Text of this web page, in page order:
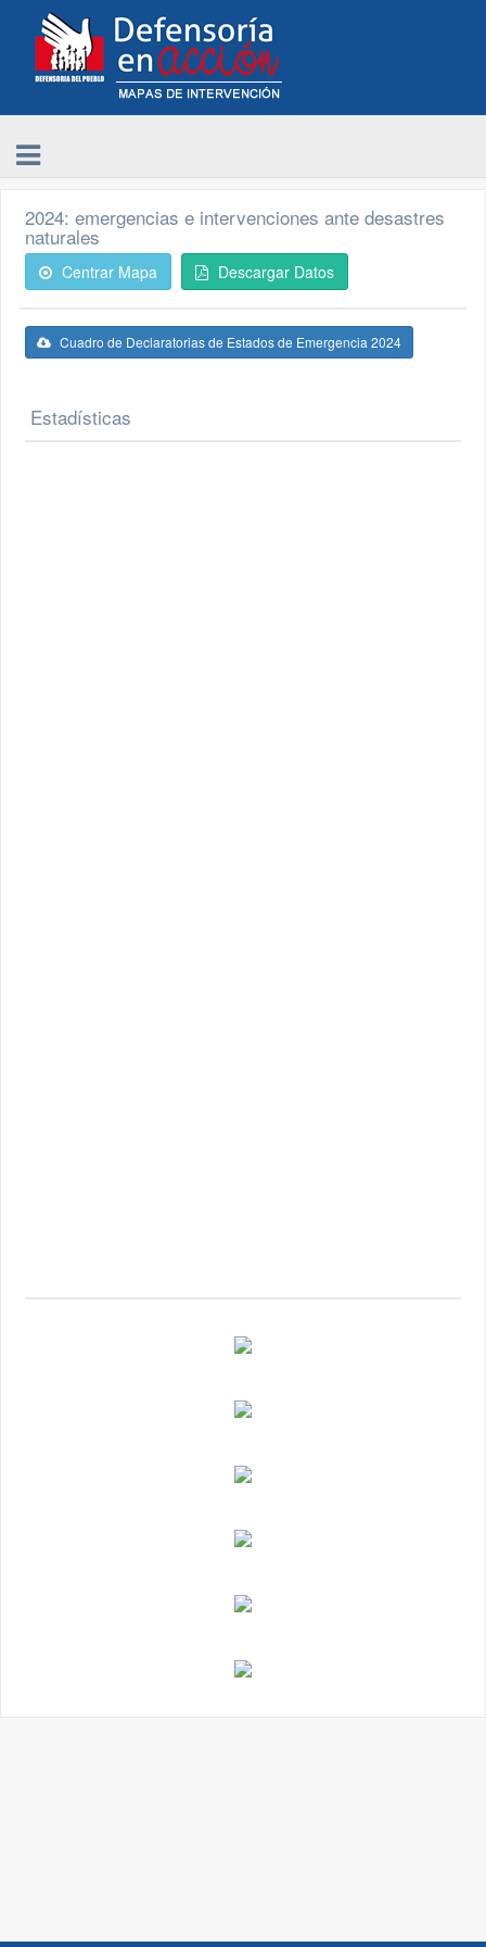
2024: emergencias e intervenciones ante desastres
naturales
Centrar Mapa Descargar Datos
Cuadro de Declaratorias de Estados de Emergencia 2024
Estadísticas